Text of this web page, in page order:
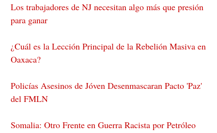
Los trabajadores de NJ necesitan algo más que presión
para ganar
¿Cuál es la Lección Principal de la Rebelión Masiva en
Oaxaca?
Policías Asesinos de Jóven Desenmascaran Pacto 'Paz'
del FMLN
Somalia: Otro Frente en Guerra Racista por Petróleo